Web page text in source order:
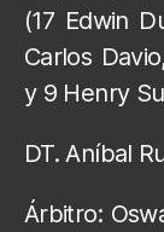
(17 Edwin
Carlos
y 9 Henry
DT. Aníbal
Árbitro: